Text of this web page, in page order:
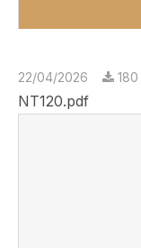
22/04/2026 180
NT120.pdf